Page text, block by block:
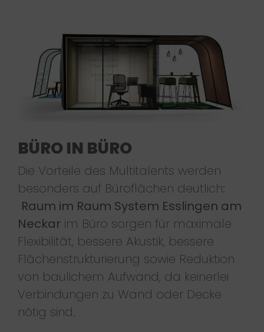
BÜRO IN BÜRO
Die Vorteile des Multitalents werden
besonders auf Büroflächen deutlich:
Raum im Raum System Esslingen am
Neckar im Büro sorgen für maximale
Flexibilität, bessere Akustik, bessere
Flächenstrukturierung sowie Reduktion
von baulichem Aufwand, da keinerlei
Verbindungen zu Wand oder Decke
nötig sind.